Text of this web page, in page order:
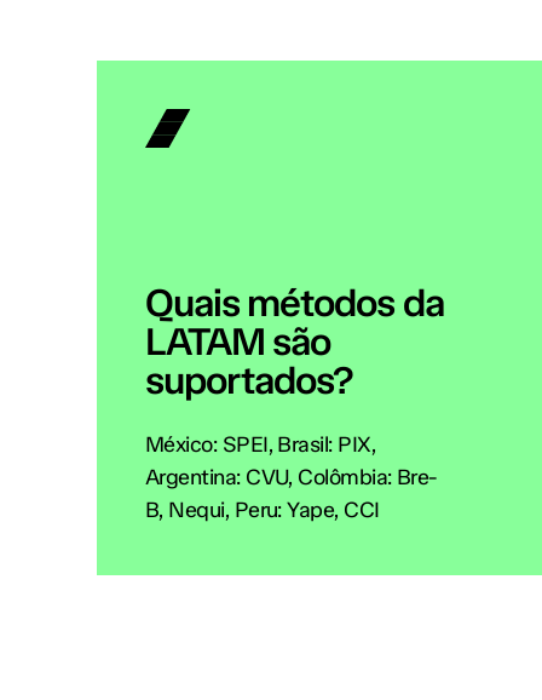
Quais métodos da
LATAM são
suportados?
México: SPEI, Brasil: PIX,
Argentina: CVU, Colômbia: Bre-
B, Nequi, Peru: Yape, CCI